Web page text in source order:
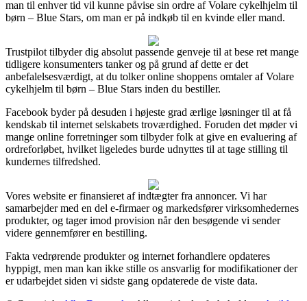
man til enhver tid vil kunne påvise sin ordre af Volare cykelhjelm til
børn – Blue Stars, om man er på indkøb til en kvinde eller mand.
Trustpilot tilbyder dig absolut passende genveje til at bese ret mange
tidligere konsumenters tanker og på grund af dette er det
anbefalelsesværdigt, at du tolker online shoppens omtaler af Volare
cykelhjelm til børn – Blue Stars inden du bestiller.
Facebook byder på desuden i højeste grad ærlige løsninger til at få
kendskab til internet selskabets troværdighed. Foruden det møder vi
mange online forretninger som tilbyder folk at give en evaluering af
ordreforløbet, hvilket ligeledes burde udnyttes til at tage stilling til
kundernes tilfredshed.
Vores website er finansieret af indtægter fra annoncer. Vi har
samarbejder med en del e-firmaer og markedsfører virksomhedernes
produkter, og tager imod provision når den besøgende vi sender
videre gennemfører en bestilling.
Fakta vedrørende produkter og internet forhandlere opdateres
hyppigt, men man kan ikke stille os ansvarlig for modifikationer der
er udarbejdet siden vi sidste gang opdaterede de viste data.